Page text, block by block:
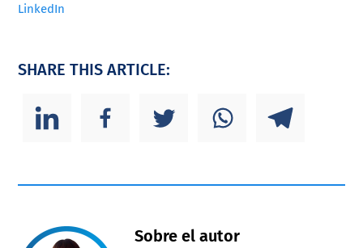
LinkedIn
SHARE THIS ARTICLE:
Sobre el autor